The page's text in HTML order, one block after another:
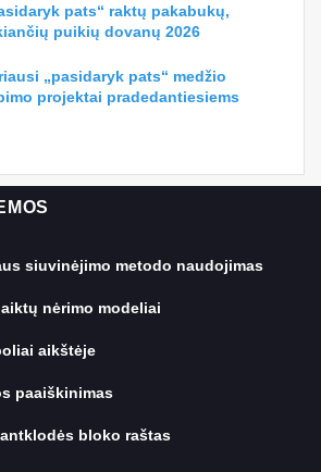
pats“ raktų pakabukų,
puikių dovanų 2026
„pasidaryk pats“ medžio
projektai pradedantiesiems
siuvinėjimo metodo naudojimas
nėrimo modeliai
aikštėje
paaiškinimas
bloko raštas